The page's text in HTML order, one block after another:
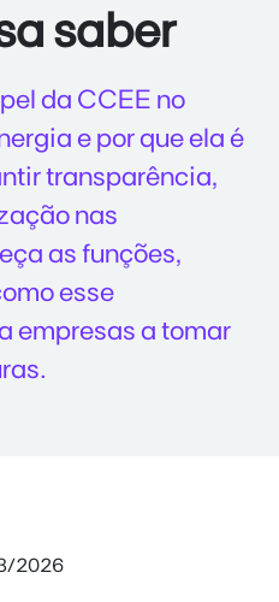
saber
da CCEE no
e por que ela é
transparência,
nas
as funções,
esse
empresas a tomar
2026